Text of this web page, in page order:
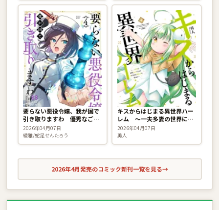
要らない悪役令嬢、我が国で
引き取りますわ 優秀なご令
嬢方を追放だなんて愚かな真
似、国を滅ぼしましてよ？ 4
巻
2026年04月07日
綾雅/蛇足せんたろう
キスからはじまる異世界ハー
レム 〜一夫多妻の世界に転
生したので神が決めた運命の
人を探します〜 4巻
2026年04月07日
勇人
2026年4月発売のコミック新刊一覧を見る→